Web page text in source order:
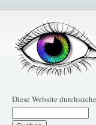
Diese Website